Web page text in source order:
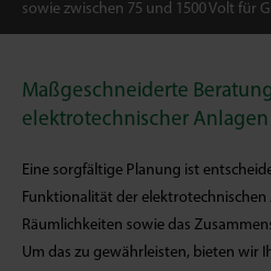
sowie zwischen 75 und 1500 Volt für
Maßgeschneiderte
elektrotechnischer Anlagen
Eine sorgfältige Planung ist
Funktionalität der elektrotechnischen
Räumlichkeiten sowie das
Um das zu gewährleisten, bieten wir